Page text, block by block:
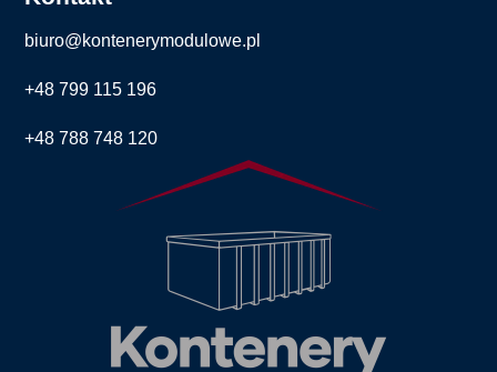
biuro@kontenerymodulowe.pl
+48 799 115 196
+48 788 748 120